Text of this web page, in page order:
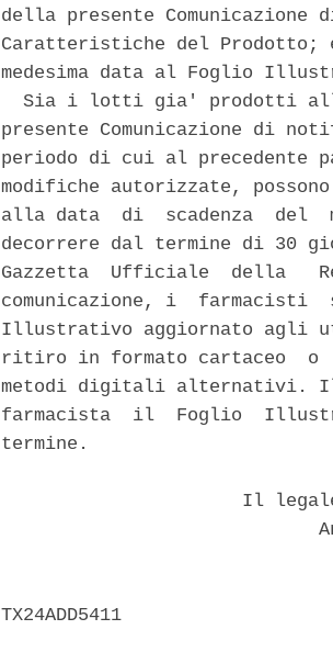
della presente
Caratteristiche del
medesima data al Foglio
Sia i lotti gia' prodotti
presente Comunicazione di
periodo di cui al precedente
modifiche autorizzate,
alla data  di  scadenza  del
decorrere dal termine di 30
Gazzetta  Ufficiale  della
comunicazione, i  farmacisti
Illustrativo aggiornato agli
ritiro in formato cartaceo
metodi digitali alternativi.
farmacista  il  Foglio
termine.
Il